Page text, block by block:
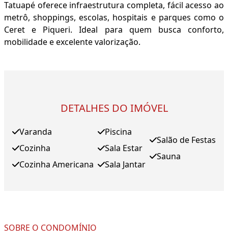
Tatuapé oferece infraestrutura completa, fácil acesso ao
metrô, shoppings, escolas, hospitais e parques como o
Ceret e Piqueri. Ideal para quem busca conforto,
mobilidade e excelente valorização.
DETALHES DO IMÓVEL
Varanda
Cozinha
Cozinha Americana
Piscina
Sala Estar
Sala Jantar
Salão de Festas
Sauna
SOBRE O CONDOMÍNIO